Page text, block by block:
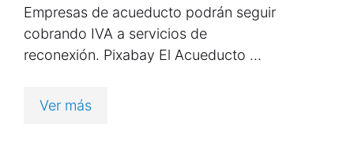
Empresas de acueducto podrán seguir
cobrando IVA a servicios de
reconexión. Pixabay El Acueducto …
Ver más